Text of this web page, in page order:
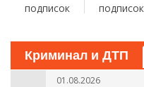
подписок подписок
Криминал и ДТП
01.08.2026